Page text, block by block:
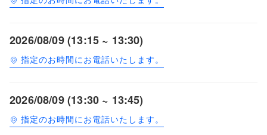
2026/08/09 (13:15 ~ 13:30)
指定のお時間にお電話いたします。
2026/08/09 (13:30 ~ 13:45)
指定のお時間にお電話いたします。